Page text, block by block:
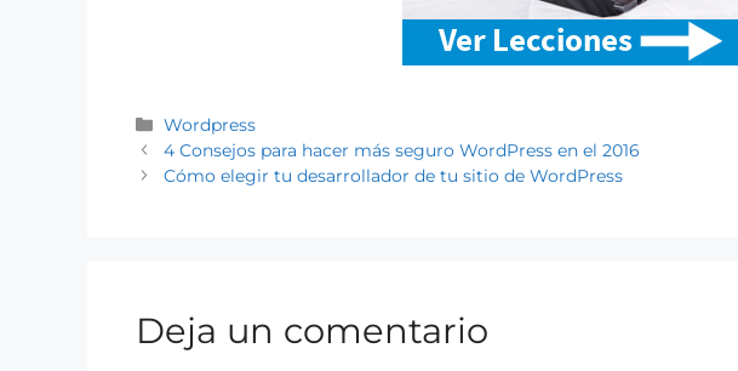
Wordpress
4 Consejos para hacer más seguro WordPress en el 2016
Cómo elegir tu desarrollador de tu sitio de WordPress
Deja un comentario